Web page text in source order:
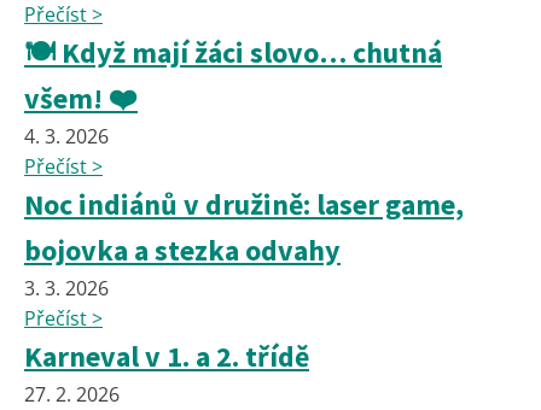
Přečíst >
🍽️ Když mají žáci slovo… chutná
všem! ❤️
4. 3. 2026
Přečíst >
Noc indiánů v družině: laser game,
bojovka a stezka odvahy
3. 3. 2026
Přečíst >
Karneval v 1. a 2. třídě
27. 2. 2026